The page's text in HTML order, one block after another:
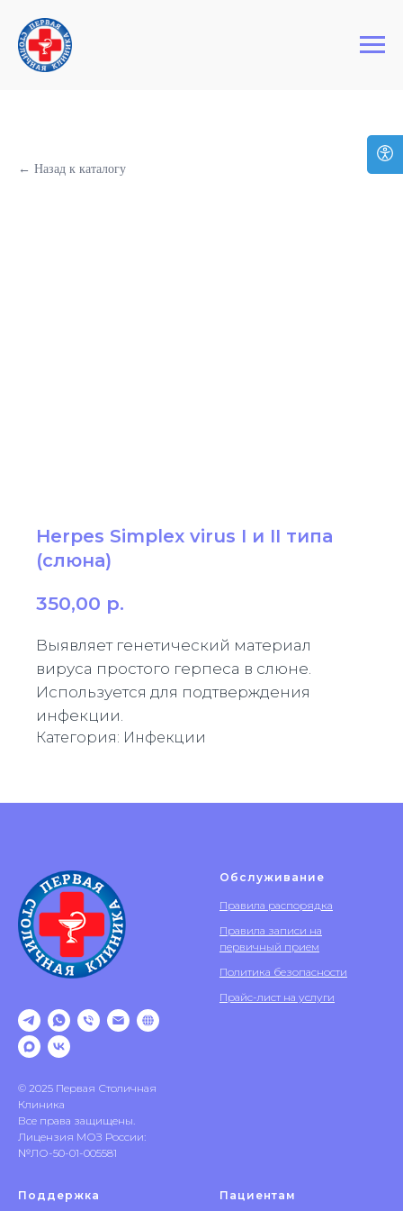
Первая Столичная Клиника
← Назад к каталогу
Herpes Simplex virus I и II типа
(слюна)
350,00 р.
Выявляет генетический материал
вируса простого герпеса в слюне.
Используется для подтверждения
инфекции.
Категория: Инфекции
© 2025 Первая Столичная
Клиника
Все права защищены.
Лицензия МОЗ России:
№ЛО-50-01-005581
Обслуживание
Правила распорядка
Правила записи на
первичный прием
Политика безопасности
Прайс-лист на услуги
Поддержка Пациентам